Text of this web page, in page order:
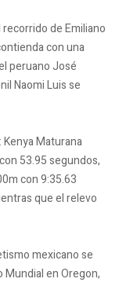
de Emiliano
con una
peruano José
Naomi Luis se
Maturana
53.95 segundos,
con 9:35.63
que el relevo
mexicano se
Mundial en Oregon,